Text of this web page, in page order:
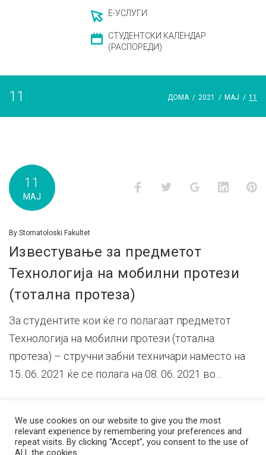
Е-УСЛУГИ
СТУДЕНТСКИ КАЛЕНДАР
(РАСПОРЕДИ)
11 ДОМА / 2021 / МАЈ / 11
Ден:
д.м.г
11
МАЈ
FacebookTwitter Google+
By Stomatoloski Fakultet
Известување за предметот
Технологија на мобилни протези
(тотална протеза)
За студентите кои ќе го полагаат предметот
Технологија на мобилни протези (тотална
протеза) – стручни забни техничари наместо на
15. 06. 2021 ќе се полага на 08. 06. 2021 во…
We use cookies on our website to give you the most
relevant experience by remembering your preferences and
repeat visits. By clicking “Accept”, you consent to the use of
ALL the cookies.